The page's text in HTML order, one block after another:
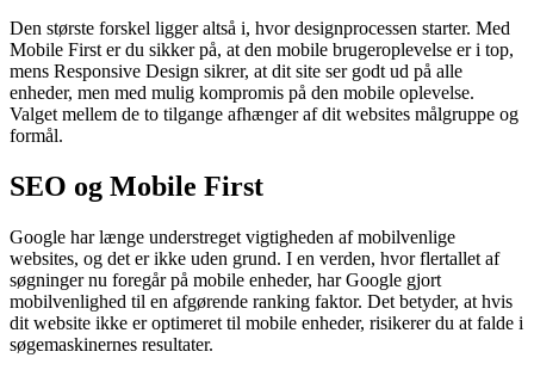
Den største forskel ligger altså i, hvor designprocessen starter. Med
Mobile First er du sikker på, at den mobile brugeroplevelse er i top,
mens Responsive Design sikrer, at dit site ser godt ud på alle
enheder, men med mulig kompromis på den mobile oplevelse.
Valget mellem de to tilgange afhænger af dit websites målgruppe og
formål.
SEO og Mobile First
Google har længe understreget vigtigheden af mobilvenlige
websites, og det er ikke uden grund. I en verden, hvor flertallet af
søgninger nu foregår på mobile enheder, har Google gjort
mobilvenlighed til en afgørende ranking faktor. Det betyder, at hvis
dit website ikke er optimeret til mobile enheder, risikerer du at falde i
søgemaskinernes resultater.